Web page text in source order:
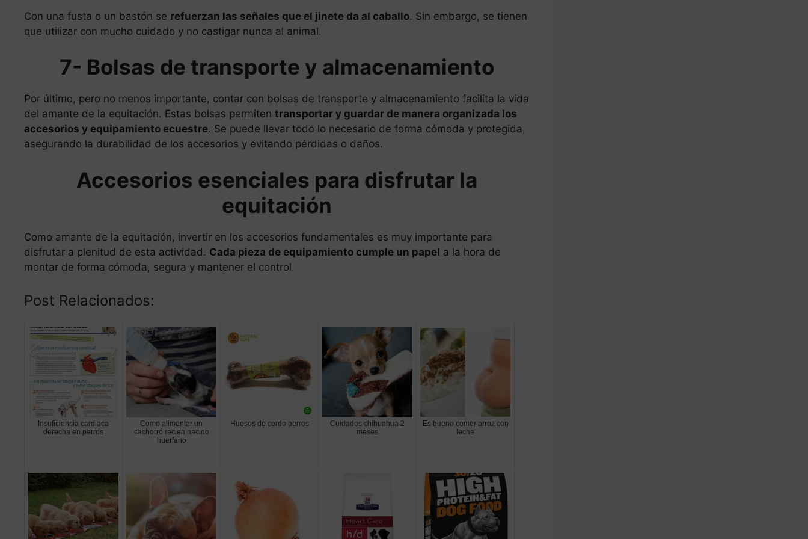
Con una fusta o un bastón se refuerzan las señales que el jinete da al caballo. Sin embargo, se tienen
que utilizar con mucho cuidado y no castigar nunca al animal.
7- Bolsas de transporte y almacenamiento
Por último, pero no menos importante, contar con bolsas de transporte y almacenamiento facilita la vida
del amante de la equitación. Estas bolsas permiten transportar y guardar de manera organizada los
accesorios y equipamiento ecuestre. Se puede llevar todo lo necesario de forma cómoda y protegida,
asegurando la durabilidad de los accesorios y evitando pérdidas o daños.
Accesorios esenciales para disfrutar la
equitación
Como amante de la equitación, invertir en los accesorios fundamentales es muy importante para
disfrutar a plenitud de esta actividad. Cada pieza de equipamiento cumple un papel a la hora de
montar de forma cómoda, segura y mantener el control.
Post Relacionados:
Insuficiencia cardiaca
derecha en perros
Como alimentar un
cachorro recien nacido
huerfano
Huesos de cerdo perros
Cuidados chihuahua 2
meses
Es bueno comer arroz con
leche